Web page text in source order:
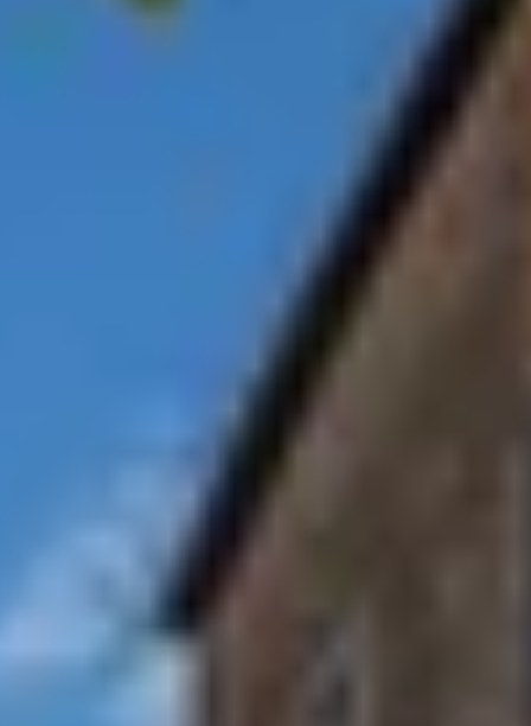
Wijnproeverij & wijnhuizen Poitou Charentes
Wijnproeverij & wijnhuizen Zuidwest Frankrijk
Overnachten Wijngaard Bourgogne
Alle overnachtingen op een wijngaard